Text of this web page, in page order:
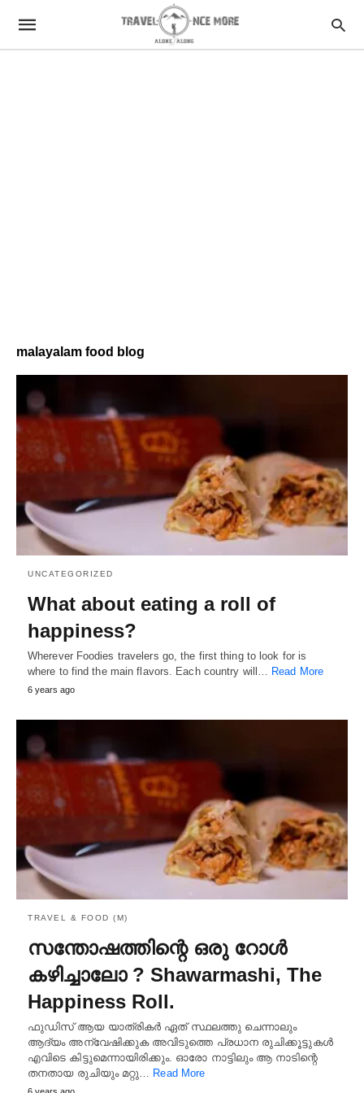
malayalam food blog
UNCATEGORIZED
What about eating a roll of
happiness?
Wherever Foodies travelers go, the first thing to look for is
where to find the main flavors. Each country will… Read More
6 years ago
TRAVEL & FOOD (M)
സന്തോഷത്തിന്റെ ഒരു റോൾ
കഴിച്ചാലോ ? Shawarmashi, The
Happiness Roll.
ഫുഡിസ് ആയ യാത്രികർ ഏത് സ്ഥലത്തു ചെന്നാലും
ആദ്യം അന്വേഷിക്കുക അവിടുത്തെ പ്രധാന രുചിക്കൂട്ടുകൾ
എവിടെ കിട്ടുമെന്നായിരിക്കും. ഓരോ നാട്ടിലും ആ നാടിന്റെ
തനതായ രുചിയും മറ്റു… Read More